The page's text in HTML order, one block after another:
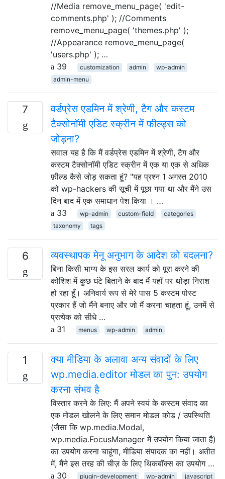
//Media remove_menu_page( 'edit-
comments.php' ); //Comments
remove_menu_page( 'themes.php' );
//Appearance remove_menu_page(
'users.php' ); …
39
customization admin
wp-admin
admin-menu
7
वर्डप्रेस एडमिन में श्रेणी, टैग और कस्टम
टैक्सोनॉमी एडिट स्क्रीन में फील्ड्स को
जोड़ना?
सवाल यह है कि मैं वर्डप्रेस एडमिन में श्रेणी, टैग और
कस्टम टैक्सोनॉमी एडिट स्क्रीन में एक या एक से अधिक
फ़ील्ड कैसे जोड़ सकता हूं? "यह प्रश्न 1 अगस्त 2010
को wp-hackers की सूची में पूछा गया था और मैंने उस
दिन बाद में एक समाधान पेश किया । …
33
wp-admin custom-field
categories
taxonomy
tags
6 व्यवस्थापक मेनू अनुभाग के आदेश को बदलना?
बिना किसी भाग्य के इस सरल कार्य को पूरा करने की
कोशिश में कुछ घंटे बिताने के बाद मैं यहाँ पर थोड़ा निराश
हो रहा हूँ। अनिवार्य रूप से मेरे पास 5 कस्टम पोस्ट
प्रकार हैं जो मैंने बनाए और जो मैं करना चाहता हूं, उनमें से
प्रत्येक को सीधे …
31
menus wp-admin admin
1
क्या मीडिया के अलावा अन्य संवादों के लिए
wp.media.editor मोडल का पुन: उपयोग
करना संभव है
विस्तार करने के लिए: मैं अपने स्वयं के कस्टम संवाद का
एक मोडल खोलने के लिए समान मोडल कोड / उपस्थिति
(जैसा कि wp.media.Modal,
wp.media.FocusManager में उपयोग किया जाता है)
का उपयोग करना चाहूंगा, मीडिया संपादक का नहीं। अतीत
में, मैंने इस तरह की चीज़ के लिए थिकबॉक्स का उपयोग …
30
plugin-development wp-admin javascript